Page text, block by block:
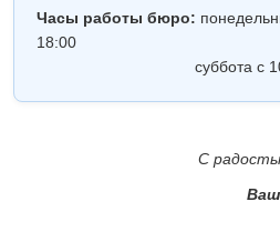
Часы работы бюро:
18:00
суббота с
С